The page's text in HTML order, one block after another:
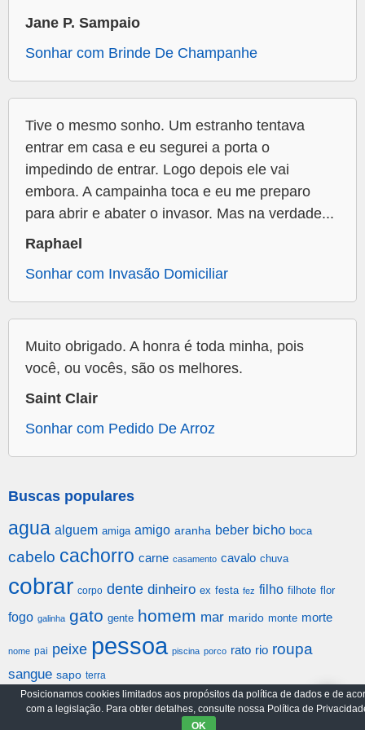
Jane P. Sampaio
Sonhar com Brinde De Champanhe
Tive o mesmo sonho. Um estranho tentava
entrar em casa e eu segurei a porta o
impedindo de entrar. Logo depois ele vai
embora. A campainha toca e eu me preparo
para abrir e abater o invasor. Mas na verdade...
Raphael
Sonhar com Invasão Domiciliar
Muito obrigado. A honra é toda minha, pois
você, ou vocês, são os melhores.
Saint Clair
Sonhar com Pedido De Arroz
Buscas populares
agua alguem amiga amigo aranha beber bicho boca
cabelo cachorro carne casamento cavalo chuva
cobrar corpo dente dinheiro ex festa fez filho filhote flor
fogo galinha gato gente homem mar marido monte morte
nome pai peixe pessoa piscina porco rato rio roupa
sangue sapo terra
Arquivo Política de Privacidade
Posicionamos cookies limitados aos propósitos da política de dados e de
com a legislação. Para obter detalhes, consulte nossa Política de
OK